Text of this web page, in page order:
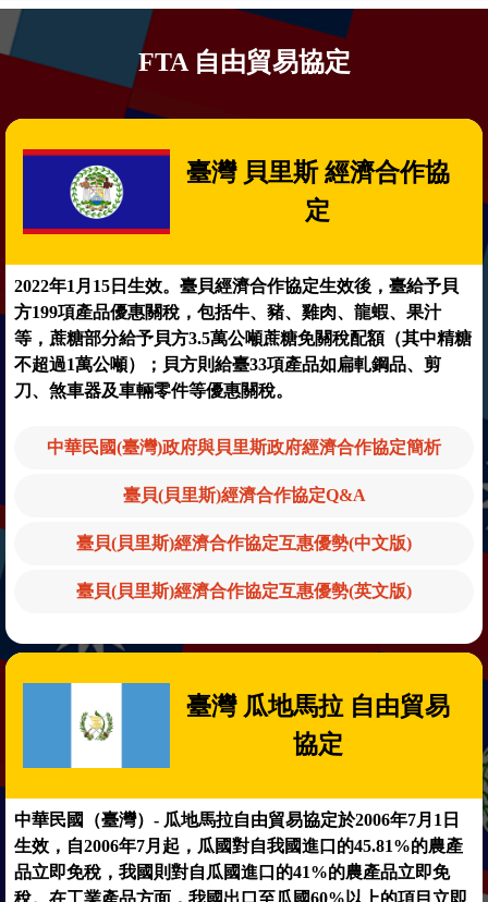
FTA 自由貿易協定
臺灣 貝里斯 經濟合作協
定
2022年1月15日生效。臺貝經濟合作協定生效後，臺給予貝
方199項產品優惠關稅，包括牛、豬、雞肉、龍蝦、果汁
等，蔗糖部分給予貝方3.5萬公噸蔗糖免關稅配額（其中精糖
不超過1萬公噸）；貝方則給臺33項產品如扁軋鋼品、剪
刀、煞車器及車輛零件等優惠關稅。
中華民國(臺灣)政府與貝里斯政府經濟合作協定簡析
臺貝(貝里斯)經濟合作協定Q&A
臺貝(貝里斯)經濟合作協定互惠優勢(中文版)
臺貝(貝里斯)經濟合作協定互惠優勢(英文版)
臺灣 瓜地馬拉 自由貿易
協定
中華民國（臺灣）- 瓜地馬拉自由貿易協定於2006年7月1日
生效，自2006年7月起，瓜國對自我國進口的45.81%的農產
品立即免稅，我國則對自瓜國進口的41%的農產品立即免
稅。在工業產品方面，我國出口至瓜國60%以上的項目立即